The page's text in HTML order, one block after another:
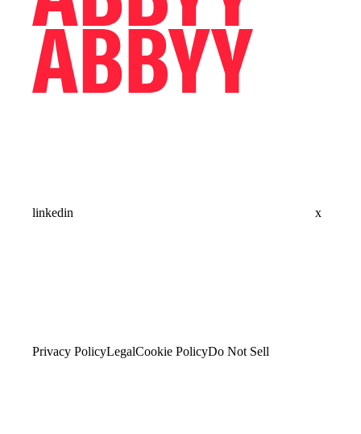
linkedin x
Privacy PolicyLegalCookie PolicyDo Not Sell